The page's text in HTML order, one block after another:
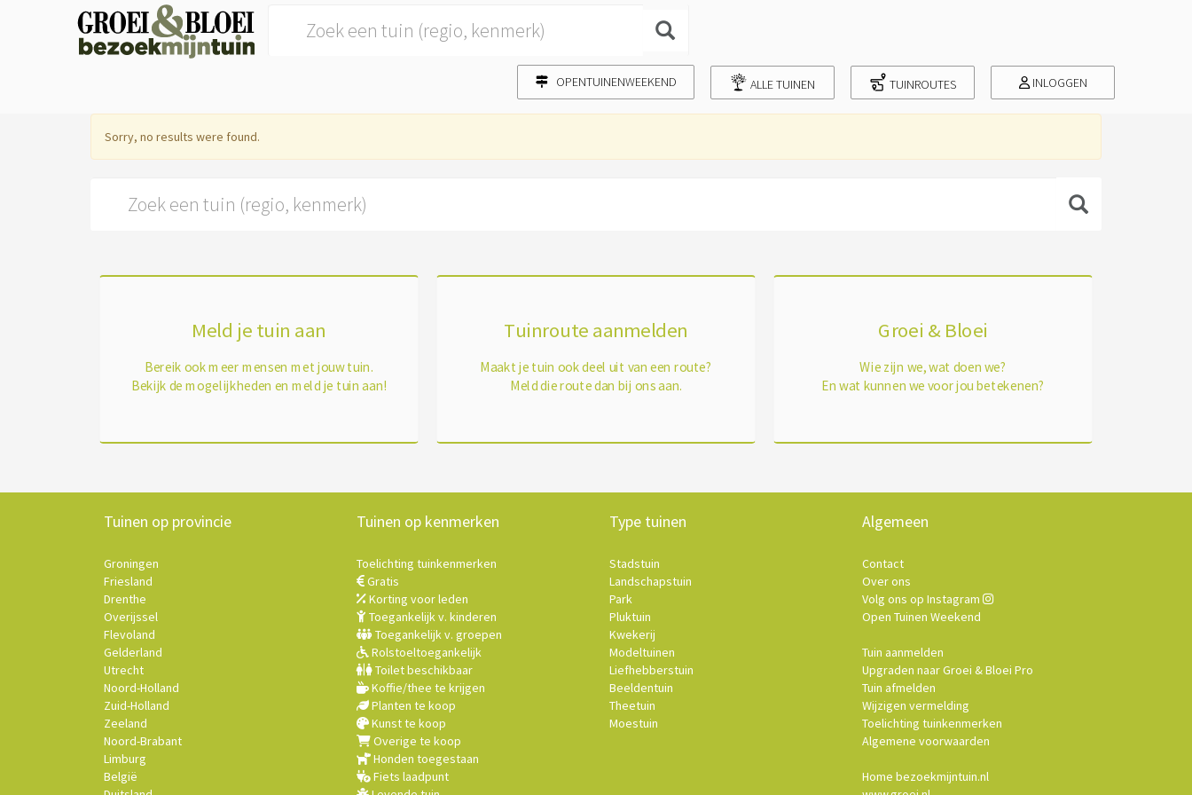
OPENTUINENWEEKEND ALLE TUINEN TUINROUTES INLOGGEN
Sorry, no results were found.
Meld je tuin aan
Bereik ook meer mensen met jouw tuin.
Bekijk de mogelijkheden en meld je tuin aan!
Tuinroute aanmelden
Maakt je tuin ook deel uit van een route?
Meld die route dan bij ons aan.
Groei & Bloei
Wie zijn we, wat doen we?
En wat kunnen we voor jou betekenen?
Tuinen op provincie
Groningen
Friesland
Drenthe
Overijssel
Flevoland
Gelderland
Utrecht
Noord-Holland
Zuid-Holland
Zeeland
Noord-Brabant
Limburg
België
Tuinen op kenmerken
Toelichting tuinkenmerken
Gratis
Korting voor leden
Toegankelijk v. kinderen
Toegankelijk v. groepen
Rolstoeltoegankelijk
Toilet beschikbaar
Koffie/thee te krijgen
Planten te koop
Kunst te koop
Overige te koop
Honden toegestaan
Fiets laadpunt
Type tuinen
Stadstuin
Landschapstuin
Park
Pluktuin
Kwekerij
Modeltuinen
Liefhebberstuin
Beeldentuin
Theetuin
Moestuin
Algemeen
Contact
Over ons
Volg ons op Instagram
Open Tuinen Weekend
Tuin aanmelden
Upgraden naar Groei & Bloei Pro
Tuin afmelden
Wijzigen vermelding
Toelichting tuinkenmerken
Algemene voorwaarden
Home bezoekmijntuin.nl